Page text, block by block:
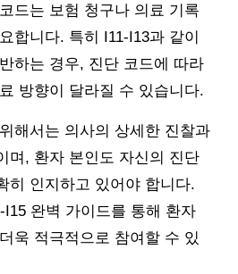
드는 보험 청구나 의료 기록
합니다. 특히 I11-I13과 같이
하는 경우, 진단 코드에 따라
방향이 달라질 수 있습니다.
해서는 의사의 상세한 진찰과
며, 환자 본인도 자신의 진단
히 인지하고 있어야 합니다.
완벽 가이드를 통해 환자
욱 적극적으로 참여할 수 있